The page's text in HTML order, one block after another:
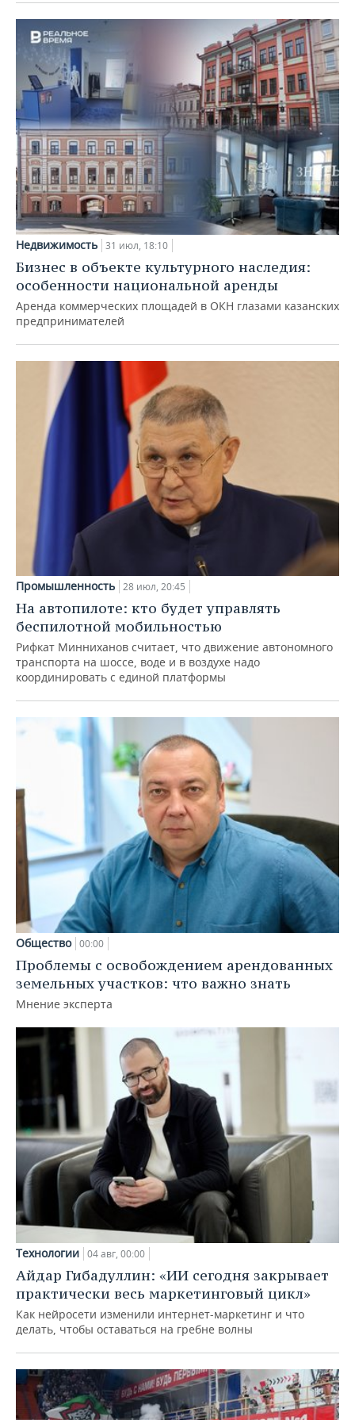
Недвижимость 31 июл, 18:10
Бизнес в объекте культурного наследия:
особенности национальной аренды
Аренда коммерческих площадей в ОКН глазами казанских
предпринимателей
Промышленность 28 июл, 20:45
На автопилоте: кто будет управлять
беспилотной мобильностью
Рифкат Минниханов считает, что движение автономного
транспорта на шоссе, воде и в воздухе надо
координировать с единой платформы
Общество 00:00
Проблемы с освобождением арендованных
земельных участков: что важно знать
Мнение эксперта
Технологии 04 авг, 00:00
Айдар Гибадуллин: «ИИ сегодня закрывает
практически весь маркетинговый цикл»
Как нейросети изменили интернет-маркетинг и что
делать, чтобы оставаться на гребне волны